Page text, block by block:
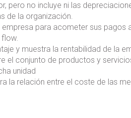
pero no incluye ni las
de la organización.
para acometer sus
y muestra la rentabilidad de la
el conjunto de productos y
unidad
la relación entre el coste de las